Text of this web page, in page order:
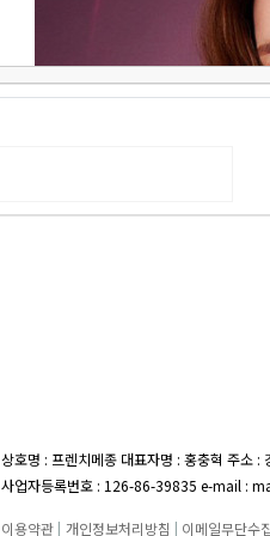
상호명 : 프렌치메종 대표자명 : 홍충혁 주소
사업자등록번호 : 126-86-39835 e-mail :
이용약관 | 개인정보처리방침 | 이메일무단수